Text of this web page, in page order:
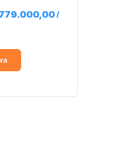
/